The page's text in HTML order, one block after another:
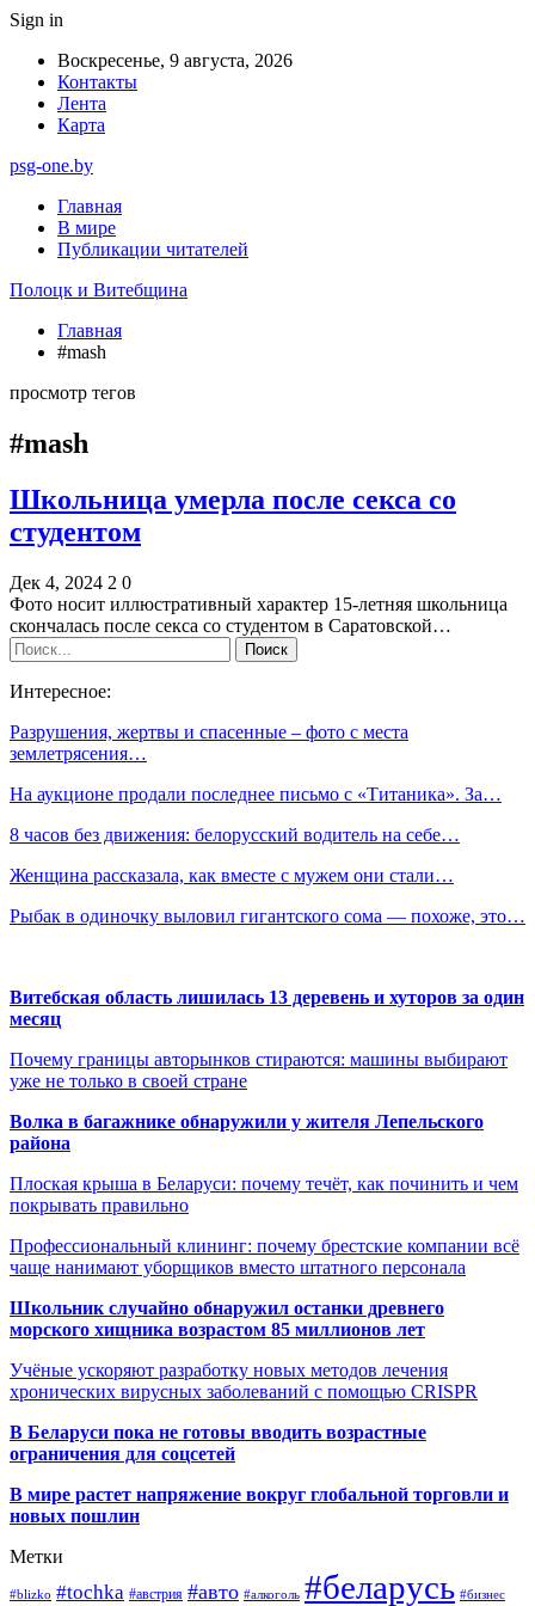
Sign in
Воскресенье, 9 августа, 2026
Контакты
Лента
Карта
psg-one.by
Главная
В мире
Публикации читателей
Полоцк и Витебщина
Главная
#mash
просмотр тегов
#mash
Школьница умерла после секса со
студентом
Дек 4, 2024 2 0
Фото носит иллюстративный характер 15-летняя школьница
скончалась после секса со студентом в Саратовской…
Интересное:
Разрушения, жертвы и спасенные – фото с места
землетрясения…
На аукционе продали последнее письмо с «Титаника». За…
8 часов без движения: белорусский водитель на себе…
Женщина рассказала, как вместе с мужем они стали…
Рыбак в одиночку выловил гигантского сома — похоже, это…
Витебская область лишилась 13 деревень и хуторов за один
месяц
Почему границы авторынков стираются: машины выбирают
уже не только в своей стране
Волка в багажнике обнаружили у жителя Лепельского
района
Плоская крыша в Беларуси: почему течёт, как починить и чем
покрывать правильно
Профессиональный клининг: почему брестские компании всё
чаще нанимают уборщиков вместо штатного персонала
Школьник случайно обнаружил останки древнего
морского хищника возрастом 85 миллионов лет
Учёные ускоряют разработку новых методов лечения
хронических вирусных заболеваний с помощью CRISPR
В Беларуси пока не готовы вводить возрастные
ограничения для соцсетей
В мире растет напряжение вокруг глобальной торговли и
новых пошлин
Метки
#blizko #tochka #австрия #авто #алкоголь #беларусь #бизнес